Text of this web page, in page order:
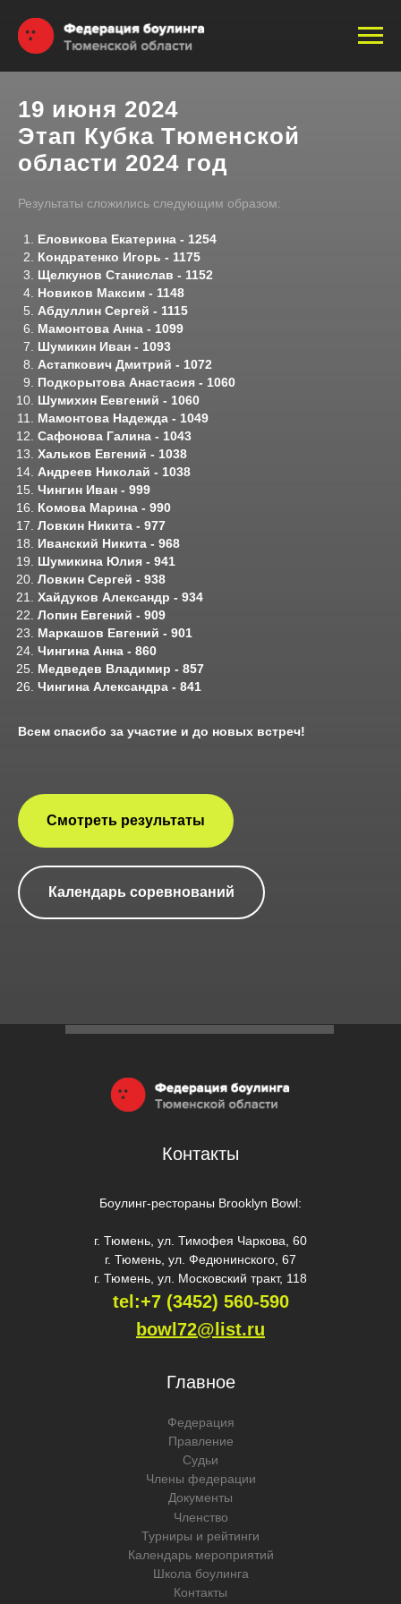
19 июня 2024
Этап Кубка Тюменской
области 2024 год
Результаты сложились следующим образом:
Еловикова Екатерина - 1254
Кондратенко Игорь - 1175
Щелкунов Станислав - 1152
Новиков Максим - 1148
Абдуллин Сергей - 1115
Мамонтова Анна - 1099
Шумикин Иван - 1093
Астапкович Дмитрий - 1072
Подкорытова Анастасия - 1060
Шумихин Еевгений - 1060
Мамонтова Надежда - 1049
Сафонова Галина - 1043
Хальков Евгений - 1038
Андреев Николай - 1038
Чингин Иван - 999
Комова Марина - 990
Ловкин Никита - 977
Иванский Никита - 968
Шумикина Юлия - 941
Ловкин Сергей - 938
Хайдуков Александр - 934
Лопин Евгений - 909
Маркашов Евгений - 901
Чингина Анна - 860
Медведев Владимир - 857
Чингина Александра - 841
Всем спасибо за участие и до новых встреч!
Смотреть результаты
Календарь соревнований
Контакты
Боулинг-рестораны Brooklyn Bowl:
г. Тюмень, ул. Тимофея Чаркова, 60
г. Тюмень, ул. Федюнинского, 67
г. Тюмень, ул. Московский тракт, 118
tel:+7 (3452) 560-590
bowl72@list.ru
Главное
Федерация
Правление
Судьи
Члены федерации
Документы
Членство
Турниры и рейтинги
Календарь мероприятий
Школа боулинга
Контакты